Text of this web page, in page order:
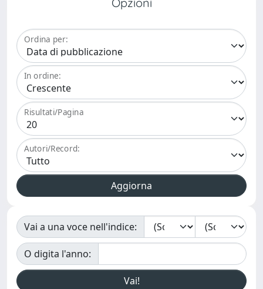
Ordina per:
In ordine:
Risultati/Pagina
Autori/Record:
Vai a una voce nell'indice:
O digita l'anno: